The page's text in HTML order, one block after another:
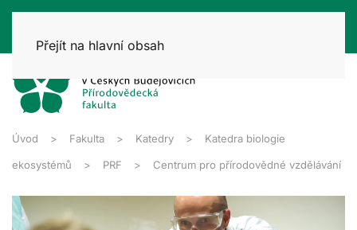
Přejít na hlavní obsah
Úvod Fakulta Katedry Katedra biologie
ekosystémů PRF Centrum pro přírodovědné vzdělávání